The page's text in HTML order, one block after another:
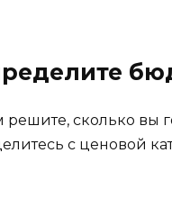
сколько вы
с ценовой